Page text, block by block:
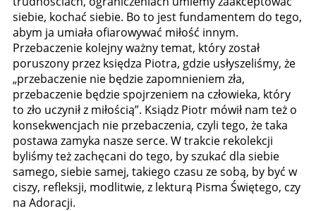
siebie, kochać siebie. Bo to jest fundamentem do tego,
abym ja umiała ofiarowywać miłość innym.
Przebaczenie kolejny ważny temat, który został
poruszony przez księdza Piotra, gdzie usłyszeliśmy, że
„przebaczenie nie będzie zapomnieniem zła,
przebaczenie będzie spojrzeniem na człowieka, który
to zło uczynił z miłością”. Ksiądz Piotr mówił nam też o
konsekwencjach nie przebaczenia, czyli tego, że taka
postawa zamyka nasze serce. W trakcie rekolekcji
byliśmy też zachęcani do tego, by szukać dla siebie
samego, siebie samej, takiego czasu ze sobą, by być w
ciszy, refleksji, modlitwie, z lekturą Pisma Świętego, czy
na Adoracji.